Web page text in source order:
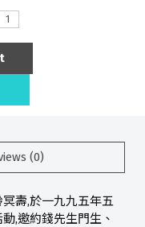
(0)
壽,於一九九五年五
,邀約錢先生門生、